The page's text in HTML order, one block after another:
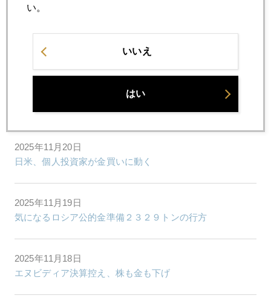
2025年11月25日
米１２月利下げ確率、再び上昇の流れ
2025年11月20日
日米、個人投資家が金買いに動く
2025年11月19日
気になるロシア公的金準備２３２９トンの行方
2025年11月18日
エヌビディア決算控え、株も金も下げ
い。
いいえ
はい